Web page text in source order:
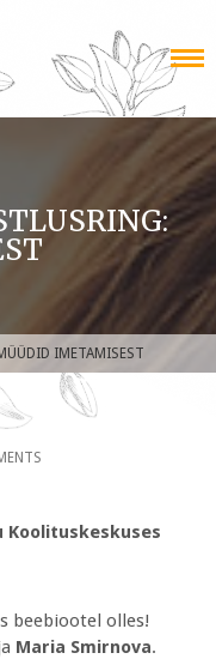
IMETAMISEST
Koolituskeskuses
beebiootel olles!
Maria Smirnova.